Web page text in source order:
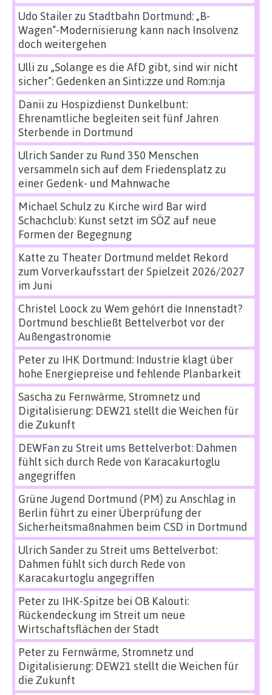
Udo Stailerzu Stadtbahn Dortmund: „B-
Wagen“-Modernisierung kann nach Insolvenz
doch weitergehen
Ulli zu „Solange es die AfD gibt, sind wir nicht
sicher“: Gedenken an Sinti:zze und Rom:nja
Danii zu Hospizdienst Dunkelbunt:
Ehrenamtliche begleiten seit fünf Jahren
Sterbende in Dortmund
Ulrich Sanderzu Rund 350 Menschen
versammeln sich auf dem Friedensplatz zu
einer Gedenk- und Mahnwache
Michael Schulz zu Kirche wird Bar wird
Schachclub: Kunst setzt im SÖZ auf neue
Formen der Begegnung
Katte zu Theater Dortmund meldet Rekord
zum Vorverkaufsstart der Spielzeit 2026/2027
im Juni
Christel Loock zu Wem gehört die Innenstadt?
Dortmund beschließt Bettelverbot vor der
Außengastronomie
Peterzu IHK Dortmund: Industrie klagt über
hohe Energiepreise und fehlende Planbarkeit
Sascha zu Fernwärme, Stromnetz und
Digitalisierung: DEW21 stellt die Weichen für
die Zukunft
DEWFan zu Streit ums Bettelverbot: Dahmen
fühlt sich durch Rede von Karacakurtoglu
angegriffen
Grüne Jugend Dortmund (PM) zu Anschlag in
Berlin führt zu einer Überprüfung der
Sicherheitsmaßnahmen beim CSD in Dortmund
Ulrich Sanderzu Streit ums Bettelverbot:
Dahmen fühlt sich durch Rede von
Karacakurtoglu angegriffen
Peterzu IHK-Spitze bei OB Kalouti:
Rückendeckung im Streit um neue
Wirtschaftsflächen der Stadt
Peterzu Fernwärme, Stromnetz und
Digitalisierung: DEW21 stellt die Weichen für
die Zukunft